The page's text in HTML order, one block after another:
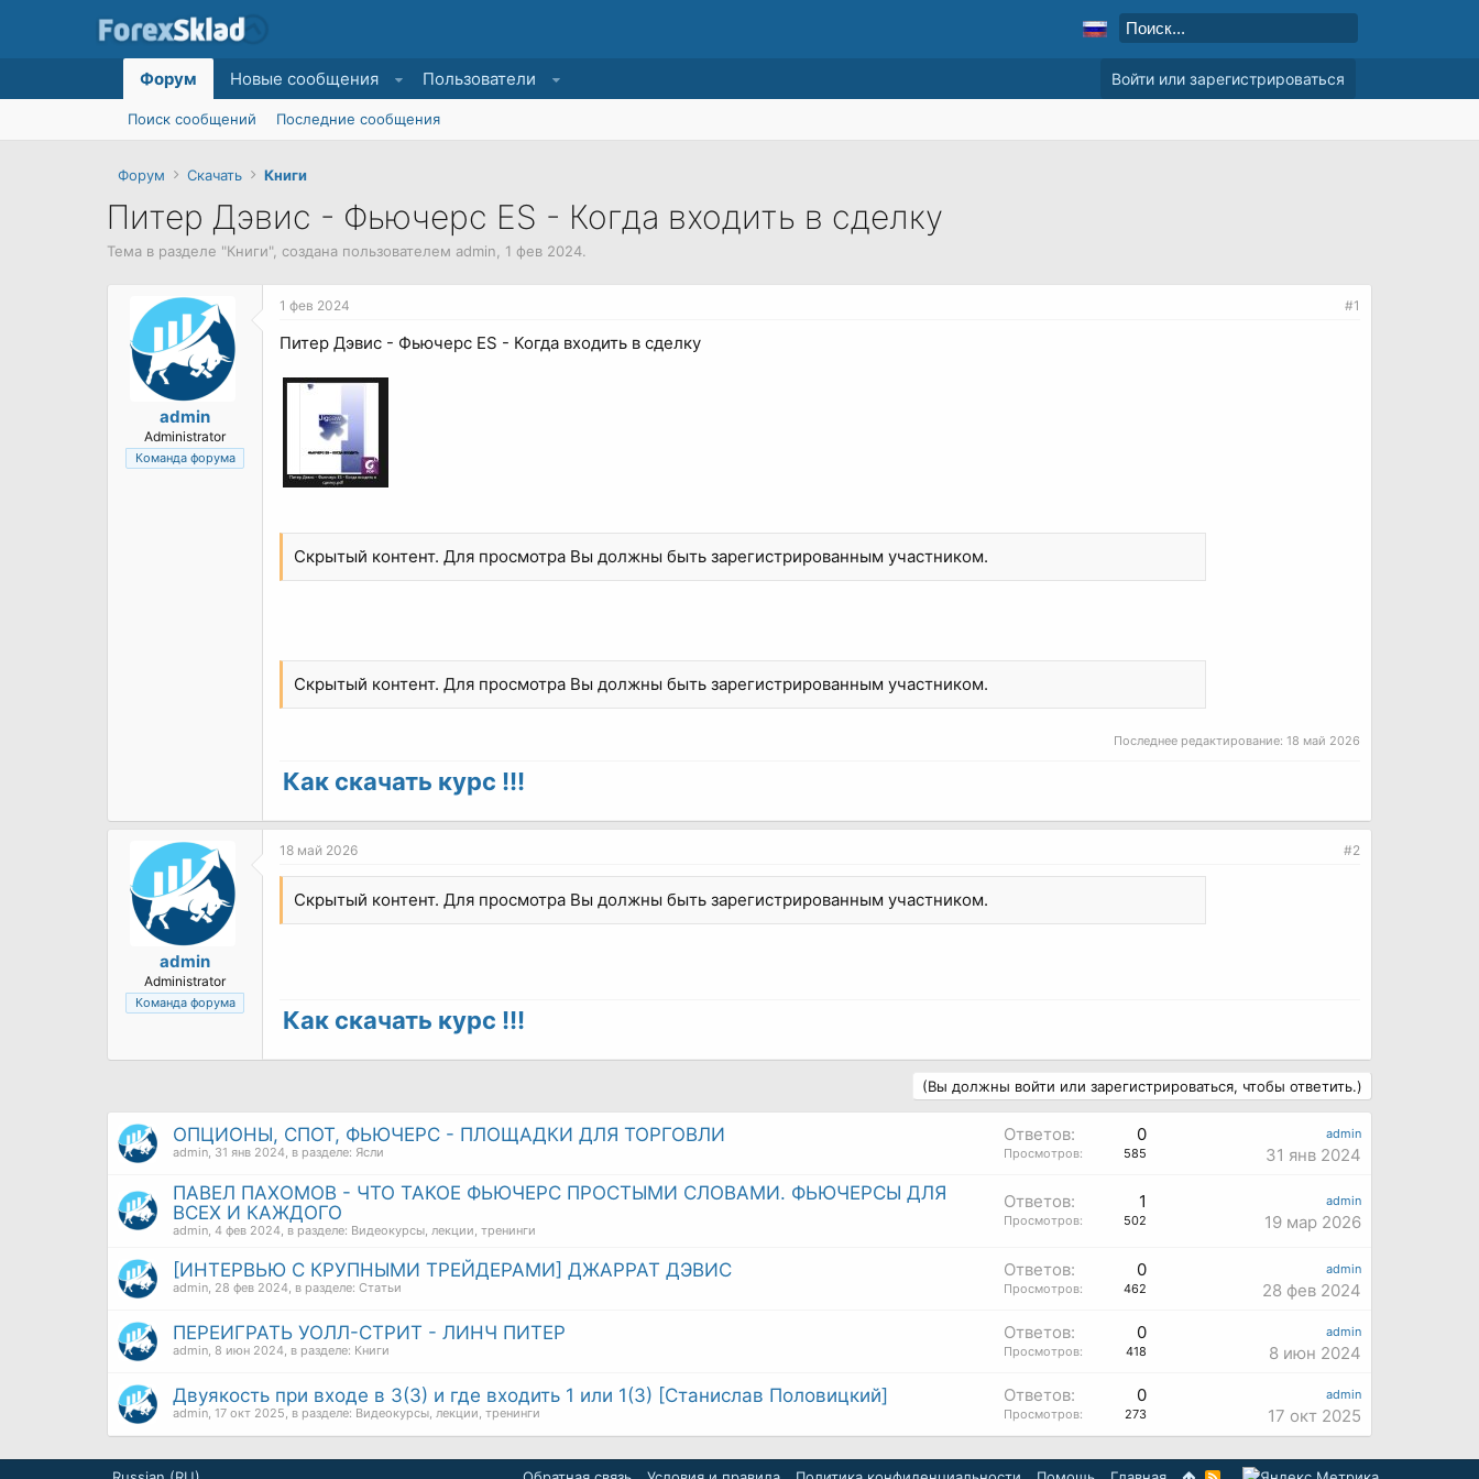
Форум Скачать Книги
Питер Дэвис - Фьючерс ES - Когда входить в сделку
Тема в разделе "Книги", создана пользователем admin 1 фев 2024.
admin
Administrator
Команда форума
1 фев 2024 #1
Питер Дэвис - Фьючерс ES - Когда входить в сделку
Скрытый контент. Для просмотра Вы должны быть зарегистрированным участником.
Скрытый контент. Для просмотра Вы должны быть зарегистрированным участником.
Последнее редактирование: 18 май 2026
Как скачать курс !!!
admin
Administrator
Команда форума
18 май 2026 #2
Скрытый контент. Для просмотра Вы должны быть зарегистрированным участником.
Как скачать курс !!!
(Вы должны войти или зарегистрироваться, чтобы ответить.)
ОПЦИОНЫ, СПОТ, ФЬЮЧЕРС - ПЛОЩАДКИ ДЛЯ ТОРГОВЛИ
admin 31 янв 2024 , в разделе: Ясли
Ответов: 0
Просмотров: 585
admin
31 янв 2024
ПАВЕЛ ПАХОМОВ - ЧТО ТАКОЕ ФЬЮЧЕРС ПРОСТЫМИ СЛОВАМИ. ФЬЮЧЕРСЫ ДЛЯ
ВСЕХ И КАЖДОГО
admin 4 фев 2024 , в разделе: Видеокурсы, лекции, тренинги
Ответов: 1
Просмотров: 502
admin
19 мар 2026
[ИНТЕРВЬЮ С КРУПНЫМИ ТРЕЙДЕРАМИ] ДЖАРРАТ ДЭВИС
admin 28 фев 2024 , в разделе: Статьи
Ответов: 0
Просмотров: 462
admin
28 фев 2024
ПЕРЕИГРАТЬ УОЛЛ-СТРИТ - ЛИНЧ ПИТЕР
admin 8 июн 2024 , в разделе: Книги
Ответов: 0
Просмотров: 418
admin
8 июн 2024
Двуякость при входе в 3(3) и где входить 1 или 1(3) [Станислав Половицкий]
admin 17 окт 2025 , в разделе: Видеокурсы, лекции, тренинги
Ответов: 0
Просмотров: 273
admin
17 окт 2025
Форум
Поиск сообщений Последние сообщения
Новые сообщения Пользователи Войти или зарегистрироваться